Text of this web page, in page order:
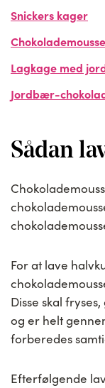
Snickers kager
Lagkage med
Jordbær-
Sådan
For at lave
Disse skal
og er helt
forberedes
Efterfølgende